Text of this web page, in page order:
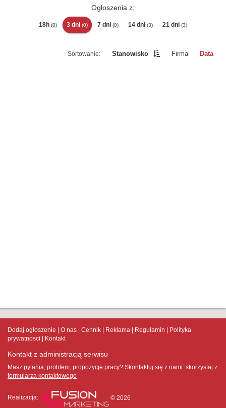
Ogłoszenia z:
18h (0) 3 dni (0) 7 dni (0) 14 dni (3) 21 dni (3)
Stanowisko Firma Data
Dodaj ogłoszenie O nas Cennik Reklama Regulamin
Polityka
prywatnosci
Kontakt
Kontakt z administracją serwisu
Masz pytania, problem, propozycje pracy? Skontaktuj się z nami: skorzystaj z
formularza kontaktowego
Realizacja: © 2026